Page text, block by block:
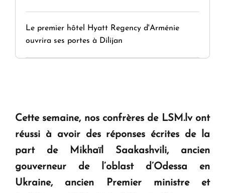
Le premier hôtel Hyatt Regency d'Arménie
ouvrira ses portes à Dilijan
Cette semaine, nos confrères de LSM.lv ont
réussi à avoir des réponses écrites de la
part de Mikhaïl Saakashvili, ancien
gouverneur de l’oblast d’Odessa en
Ukraine, ancien Premier ministre et